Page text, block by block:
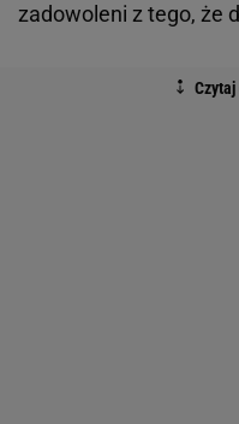
zadowoleni z tego, że